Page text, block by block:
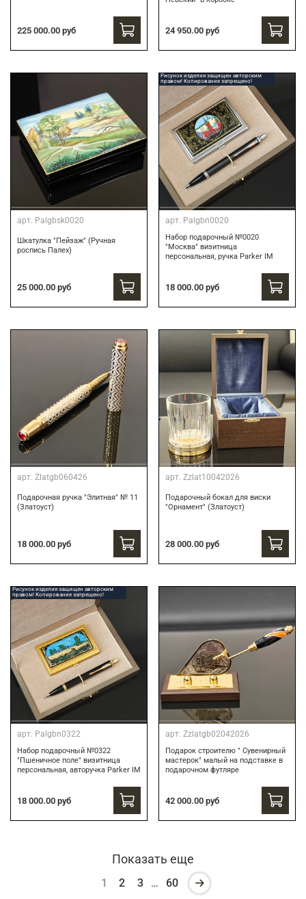
225 000.00 руб 24 950.00 руб
арт. Palgbsk0020
Шкатулка "Пейзаж" (Ручная
роспись Палех)
25 000.00 руб
Рисунок изделия защищен авторским
правом! Копирование запрещено!
арт. Palgbn0020
Набор подарочный №0020
"Москва" визитница
персональная, ручка Parker IM
18 000.00 руб
арт. Zlatgb060426
Подарочная ручка "Элитная" № 11
(Златоуст)
18 000.00 руб
арт. Zzlat10042026
Подарочный бокал для виски
"Орнамент" (Златоуст)
28 000.00 руб
Рисунок изделия защищен авторским
правом! Копирование запрещено!
арт. Palgbn0322
Набор подарочный №0322
"Пшеничное поле" визитница
персональная, авторучка Parker IM
18 000.00 руб
арт. Zzlatgb02042026
Подарок строителю " Сувенирный
мастерок" малый на подставке в
подарочном футляре
42 000.00 руб
Показать еще
1 2 3 … 60